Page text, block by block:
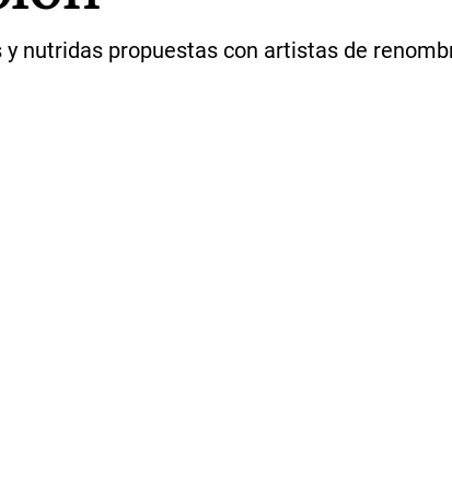
nutridas propuestas con artistas de